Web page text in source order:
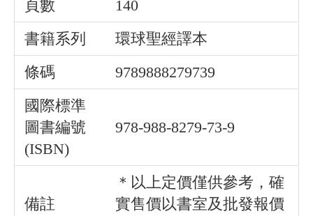
頁數
140
書籍系列
環球聖經譯本
條碼
9789888279739
國際標準
圖書編號
(ISBN)
978-988-8279-73-9
備註
＊以上定價僅供參考，確
實售價以書室及批發報價